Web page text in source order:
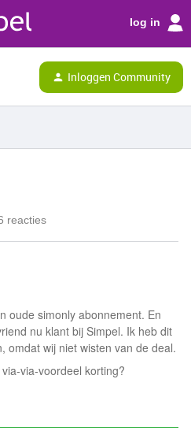
log in
Inloggen Community
reacties
oude simonly abonnement. En
nu klant bij Simpel. Ik heb dit
omdat wij niet wisten van de deal.
via-voordeel korting?